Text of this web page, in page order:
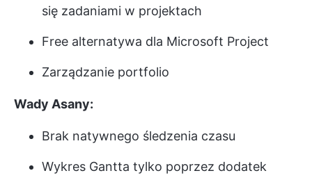
się zadaniami w projektach
Free alternatywa dla Microsoft Project
Zarządzanie portfolio
Wady Asany:
Brak natywnego śledzenia czasu
Wykres Gantta tylko poprzez dodatek